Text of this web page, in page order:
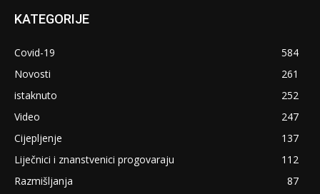
KATEGORIJE
Covid-19
584
Novosti
261
istaknuto
252
Video
247
Cijepljenje
137
Liječnici i znanstvenici progovaraju
112
Razmišljanja
87